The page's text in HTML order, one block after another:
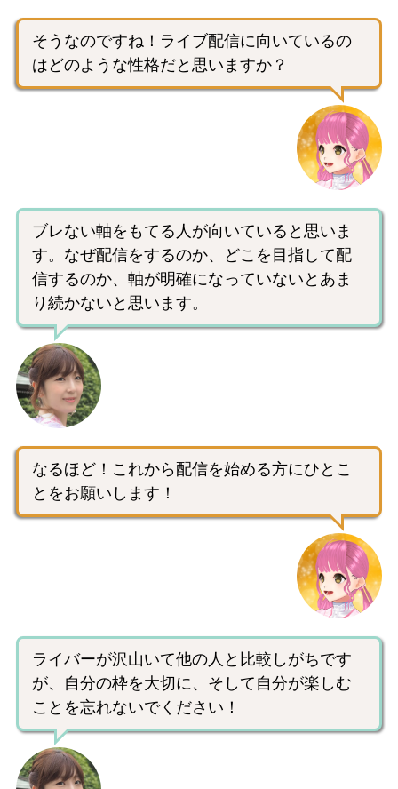
そうなのですね！ライブ配信に向いているの
はどのような性格だと思いますか？
ブレない軸をもてる人が向いていると思いま
す。なぜ配信をするのか、どこを目指して配
信するのか、軸が明確になっていないとあま
り続かないと思います。
なるほど！これから配信を始める方にひとこ
とをお願いします！
ライバーが沢山いて他の人と比較しがちです
が、自分の枠を大切に、そして自分が楽しむ
ことを忘れないでください！